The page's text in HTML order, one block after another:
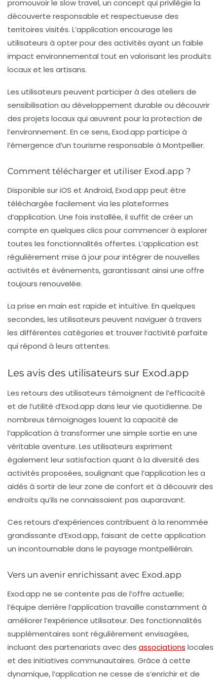
promouvoir le slow travel, un concept qui privilégie la
découverte responsable et respectueuse des
territoires visités. L’application encourage les
utilisateurs à opter pour des activités ayant un faible
impact environnemental tout en valorisant les produits
locaux et les artisans.
Les utilisateurs peuvent participer à des ateliers de
sensibilisation au développement durable ou découvrir
des projets locaux qui œuvrent pour la protection de
l’environnement. En ce sens, Exod.app participe à
l’émergence d’un tourisme responsable à Montpellier.
Comment télécharger et utiliser Exod.app ?
Disponible suriOS et Android, Exod.app peut être
téléchargée facilement via les plateformes
d’application. Une fois installée, il suffit de créer un
compte en quelques clics pour commencer à explorer
toutes les fonctionnalités offertes. L’application est
régulièrement mise à jour pour intégrer de nouvelles
activités et événements, garantissant ainsi une offre
toujours renouvelée.
La prise en main est rapide et intuitive. En quelques
secondes, les utilisateurs peuvent naviguer à travers
les différentes catégories et trouver l’activité parfaite
qui répond à leurs attentes.
Les avis des utilisateurs sur Exod.app
Les retours des utilisateurs témoignent de l’efficacité
et de l’utilité d’Exod.app dans leur vie quotidienne. De
nombreux témoignages louent la capacité de
l’application à transformer une simple sortie en une
véritable aventure. Les utilisateurs expriment
également leur satisfaction quant à la diversité des
activités proposées, soulignant que l’application les a
aidés à sortir de leur zone de confort et à découvrir des
endroits qu’ils ne connaissaient pas auparavant.
Ces retours d’expériences contribuent à la renommée
grandissante d’Exod.app, faisant de cette application
un incontournable dans le paysage montpelliérain.
Vers un avenir enrichissant avec Exod.app
Exod.app ne se contente pas de l’offre actuelle;
l’équipe derrière l’application travaille constamment à
améliorer l’expérience utilisateur. Des fonctionnalités
supplémentaires sont régulièrement envisagées,
incluant des partenariats avec des associations locales
et des initiatives communautaires. Grâce à cette
dynamique, l’application ne cesse de s’enrichir et de